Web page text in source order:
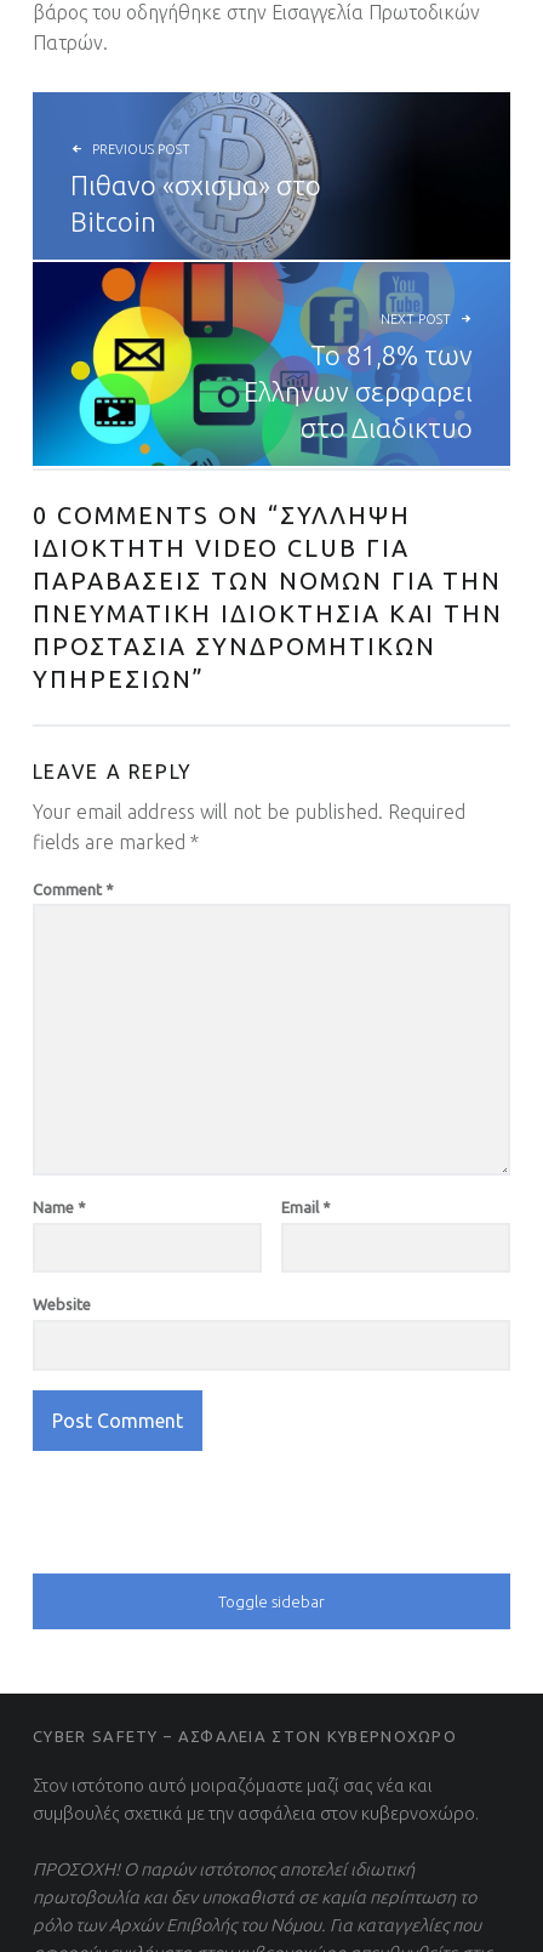
βάρος του οδηγήθηκε στην Εισαγγελία Πρωτοδικών
Πατρών.
POST NAVIGATION
PREVIOUS POST
Πιθανο «σχισμα» στο
Bitcoin
NEXT POST
To 81,8% των
Ελληνων σερφαρει
στο Διαδικτυο
0 COMMENTS ON “ΣΥΛΛΗΨΗ
ΙΔΙΟΚΤΗΤΗ VIDEO CLUB ΓΙΑ
ΠΑΡΑΒΑΣΕΙΣ ΤΩΝ ΝΟΜΩΝ ΓΙΑ ΤΗΝ
ΠΝΕΥΜΑΤΙΚΗ ΙΔΙΟΚΤΗΣΙΑ ΚΑΙ ΤΗΝ
ΠΡΟΣΤΑΣΙΑ ΣΥΝΔΡΟΜΗΤΙΚΩΝ
ΥΠΗΡΕΣΙΩΝ”
LEAVE A REPLY
Your email address will not be published. Required
fields are marked *
Comment *
Name * Email *
Website
SIDEBAR
Toggle sidebar
FOOTER SIDEBAR
CYBER SAFETY – ΑΣΦΑΛΕΙΑ ΣΤΟΝ ΚΥΒΕΡΝΟΧΩΡΟ
Στον ιστότοπο αυτό μοιραζόμαστε μαζί σας νέα και
συμβουλές σχετικά με την ασφάλεια στον κυβερνοχώρο.
ΠΡΟΣΟΧΗ! Ο παρών ιστότοπος αποτελεί ιδιωτική
πρωτοβουλία και δεν υποκαθιστά σε καμία περίπτωση το
ρόλο των Αρχών Επιβολής του Νόμου. Για καταγγελίες που